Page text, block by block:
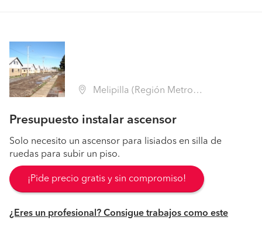
Melipilla (Región Metropolitana - Melipilla)
Presupuesto instalar ascensor
Solo necesito un ascensor para lisiados en silla de
ruedas para subir un piso.
¡Pide precio gratis y sin compromiso!
¿Eres un profesional? Consigue trabajos como este